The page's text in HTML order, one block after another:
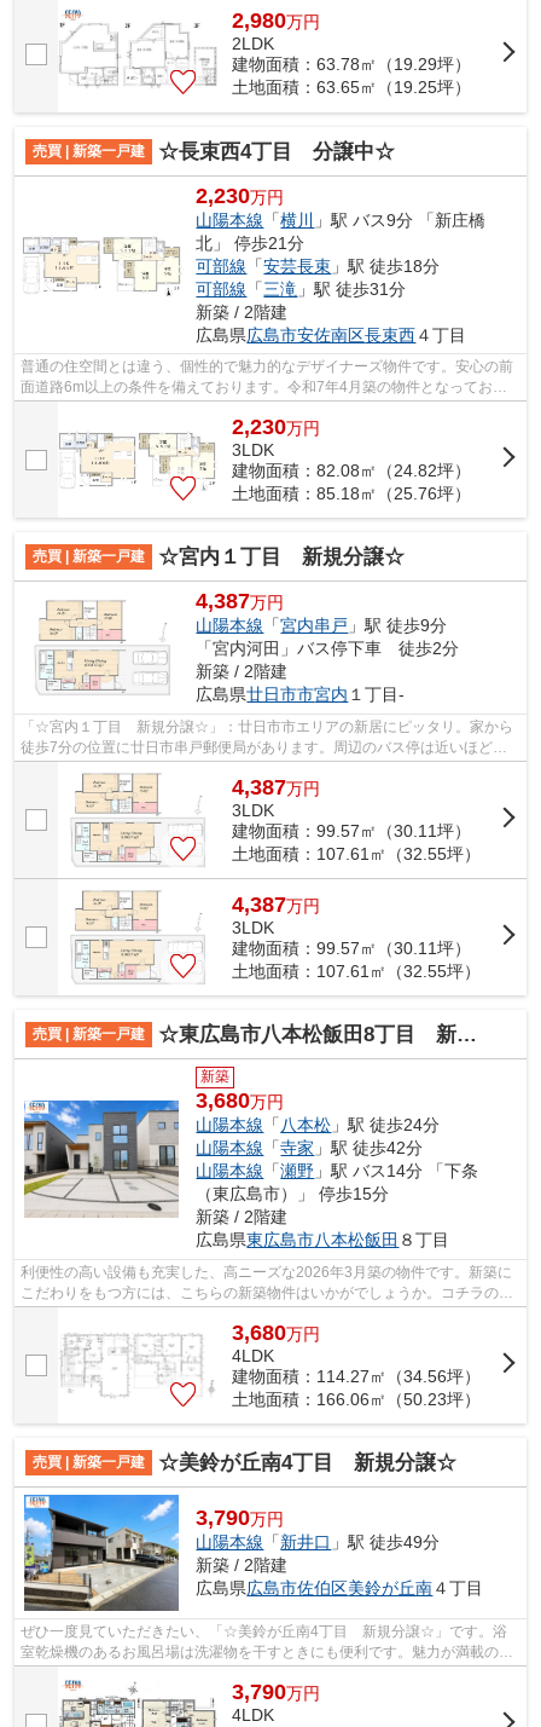
2,980万円
2LDK
建物面積：63.78㎡（19.29坪）
土地面積：63.65㎡（19.25坪）
売買 | 新築一戸建 ☆長束西4丁目 分譲中☆
2,230万円
山陽本線 「横川 」駅 バス9分 「新庄橋
北」 停歩21分
可部線 「安芸長束 」駅 徒歩18分
可部線 「三滝 」駅 徒歩31分
新築 / 2階建
広島県広島市安佐南区長束西４丁目
普通の住空間とは違う、個性的で魅力的なデザイナーズ物件です。安心の前
面道路6m以上の条件を備えております。令和7年4月築の物件となってお
2,230万円
3LDK
建物面積：82.08㎡（24.82坪）
土地面積：85.18㎡（25.76坪）
売買 | 新築一戸建 ☆宮内１丁目 新規分譲☆
4,387万円
山陽本線 「宮内串戸 」駅 徒歩9分
「宮内河田」バス停下車 徒歩2分
新築 / 2階建
広島県廿日市市宮内 １丁目-
「☆宮内１丁目 新規分譲☆」：廿日市市エリアの新居にピッタリ。家から
徒歩7分の位置に廿日市串戸郵便局があります。周辺のバス停は近いほど便
4,387万円
3LDK
建物面積：99.57㎡（30.11坪）
土地面積：107.61㎡（32.55坪）
4,387万円
3LDK
建物面積：99.57㎡（30.11坪）
土地面積：107.61㎡（32.55坪）
売買 | 新築一戸建 ☆東広島市八本松飯田8丁目 新規分譲☆
新築
3,680万円
山陽本線 「 八本松 」駅 徒歩24分
山陽本線 「寺家 」駅 徒歩42分
山陽本線 「瀬野 」駅 バス14分 「下条
（東広島市）」 停歩15分
新築 / 2階建
広島県東広島市八本松飯田 ８丁目
利便性の高い設備も充実した、高ニーズな2026年3月築の物件です。新築に
こだわりをもつ方には、こちらの新築物件はいかがでしょうか。コチラの物
3,680万円
4LDK
建物面積：114.27㎡（34.56坪）
土地面積：166.06㎡（50.23坪）
売買 | 新築一戸建 ☆美鈴が丘南4丁目 新規分譲☆
3,790万円
山陽本線 「新井口 」駅 徒歩49分
新築 / 2階建
広島県広島市佐伯区美鈴が丘南４丁目
ぜひ一度見ていただきたい、「☆美鈴が丘南4丁目 新規分譲☆」です。浴
室乾燥機のあるお風呂場は洗濯物を干すときにも便利です。魅力が満載の素
3,790万円
4LDK